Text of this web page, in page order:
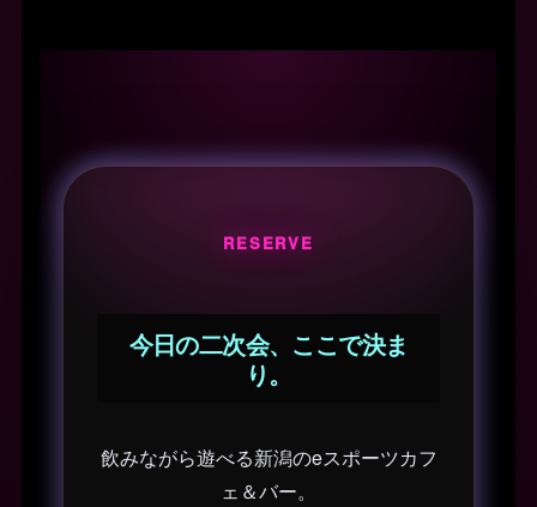
RESERVE
今日の二次会、ここで決ま
り。
飲みながら遊べる新潟のeスポーツカフ
ェ＆バー。